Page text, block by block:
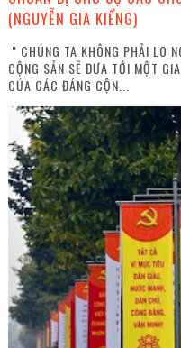
(NGUYỄN GIA KIỂNG)
" CHÚNG TA KHÔNG PHẢI LO
CỘNG SẢN SẼ ĐƯA TỚI MỘT
CỦA CÁC ĐẢNG CỘN...